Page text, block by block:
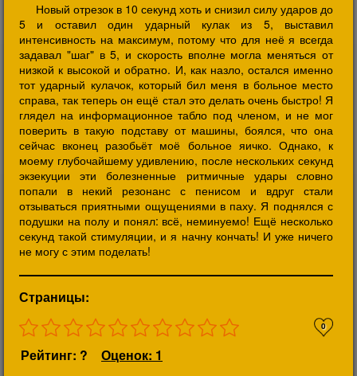
Новый отрезок в 10 секунд хоть и снизил силу ударов до
5 и оставил один ударный кулак из 5, выставил
интенсивность на максимум, потому что для неё я всегда
задавал "шаг" в 5, и скорость вполне могла меняться от
низкой к высокой и обратно. И, как назло, остался именно
тот ударный кулачок, который бил меня в больное место
справа, так теперь он ещё стал это делать очень быстро! Я
глядел на информационное табло под членом, и не мог
поверить в такую подставу от машины, боялся, что она
сейчас вконец разобьёт моё больное яичко. Однако, к
моему глубочайшему удивлению, после нескольких секунд
экзекуции эти болезненные ритмичные удары словно
попали в некий резонанс с пенисом и вдруг стали
отзываться приятными ощущениями в паху. Я поднялся с
подушки на полу и понял: всё, неминуемо! Ещё несколько
секунд такой стимуляции, и я начну кончать! И уже ничего
не могу с этим поделать!
Страницы:
0
Рейтинг: ? Оценок: 1